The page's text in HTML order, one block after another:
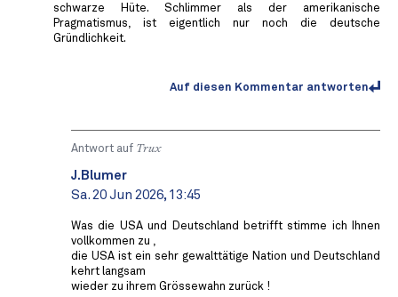
schwarze Hüte. Schlimmer als der amerikanische
Pragmatismus, ist eigentlich nur noch die deutsche
Gründlichkeit.
Auf diesen Kommentar antworten
Antwort auf Trux
J.Blumer
Sa. 20 Jun 2026, 13:45
Was die USA und Deutschland betrifft stimme ich Ihnen
vollkommen zu ,
die USA ist ein sehr gewalttätige Nation und Deutschland
kehrt langsam
wieder zu ihrem Grössewahn zurück !